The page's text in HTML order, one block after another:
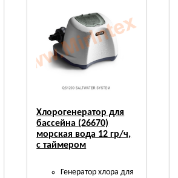
Хлорогенератор для
бассейна (26670)
морская вода 12 гр/ч,
с таймером
Генератор хлора для